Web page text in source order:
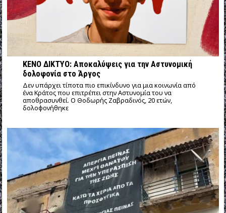
ΚΕΝΟ ΔΙΚΤΥΟ: Αποκαλύψεις για την Αστυνομική
δολοφονία στο Άργος
Δεν υπάρχει τίποτα πιο επικίνδυνο για μια κοινωνία από
ένα Κράτος που επιτρέπει στην Αστυνομία του να
αποθρασυνθεί. Ο Θοδωρής Ζαβραδινός, 20 ετών,
δολοφονήθηκε